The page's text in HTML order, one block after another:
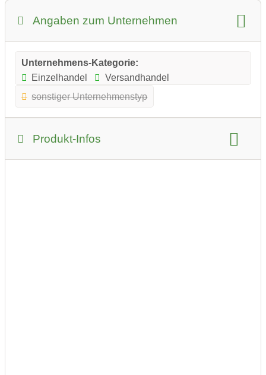
Angaben zum Unternehmen
Unternehmens-Kategorie:
Einzelhandel
Versandhandel
sonstiger Unternehmenstyp
Produkt-Infos